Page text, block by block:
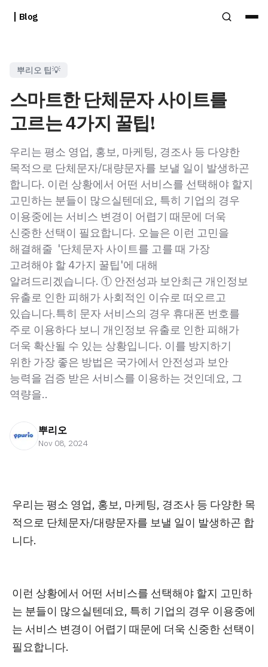
Blog
뿌리오 팁💡
스마트한 단체문자 사이트를
고르는 4가지 꿀팁!
우리는 평소 영업, 홍보, 마케팅, 경조사 등 다양한
목적으로 단체문자/대량문자를 보낼 일이 발생하곤
합니다. 이런 상황에서 어떤 서비스를 선택해야 할지
고민하는 분들이 많으실텐데요, 특히 기업의 경우
이용중에는 서비스 변경이 어렵기 때문에 더욱
신중한 선택이 필요합니다. 오늘은 이런 고민을
해결해줄 '단체문자 사이트를 고를 때 가장
고려해야 할 4가지 꿀팁'에 대해
알려드리겠습니다. ① 안전성과 보안최근 개인정보
유출로 인한 피해가 사회적인 이슈로 떠오르고
있습니다.특히 문자 서비스의 경우 휴대폰 번호를
주로 이용하다 보니 개인정보 유출로 인한 피해가
더욱 확산될 수 있는 상황입니다. 이를 방지하기
위한 가장 좋은 방법은 국가에서 안전성과 보안
능력을 검증 받은 서비스를 이용하는 것인데요, 그
역량을..
뿌리오
Nov 08, 2024
우리는 평소 영업, 홍보, 마케팅, 경조사 등 다양한 목
적으로 단체문자/대량문자를 보낼 일이 발생하곤 합
니다.
이런 상황에서 어떤 서비스를 선택해야 할지 고민하
는 분들이 많으실텐데요, 특히 기업의 경우 이용중에
는 서비스 변경이 어렵기 때문에 더욱 신중한 선택이
필요합니다.